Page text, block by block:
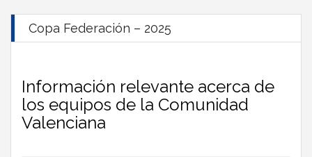
Copa Federación – 2025
Información relevante acerca de
los equipos de la Comunidad
Valenciana